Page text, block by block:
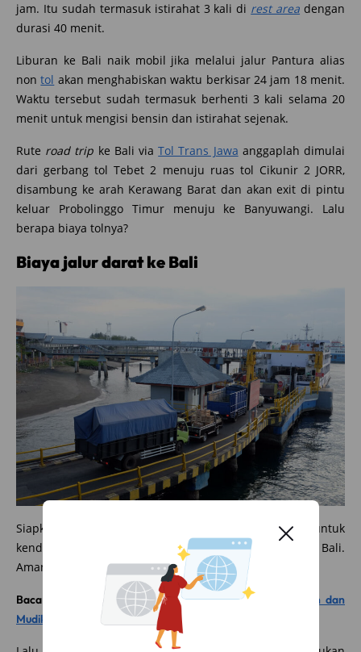
jam. Itu sudah termasuk istirahat 3 kali di rest area dengan
durasi 40 menit.
Liburan ke Bali naik mobil jika melalui jalur Pantura alias
nontol akan menghabiskan waktu berkisar 24 jam 18 menit.
Waktu tersebut sudah termasuk berhenti 3 kali selama 20
menit untuk mengisi bensin dan istirahat sejenak.
Rute road trip ke Bali viaTol Trans Jawa anggaplah dimulai
dari gerbang tol Tebet 2 menuju ruas tol Cikunir 2 JORR,
disambung ke arah Kerawang Barat dan akan exit di pintu
keluar Probolinggo Timur menuju ke Banyuwangi. Lalu
berapa biaya tolnya?
Biaya jalur darat ke Bali
Siapkan saldo uang elektronik senilai Rp788.000 untuk
kendaraan
sebagai biaya jalur darat ke Bali.
Amannya, isilah saldomu sebesar Rp1 juta.
Baca juga:
Rekomendasi Mobil Kecil Nyaman Buat Harian dan
Mudik Lebaran